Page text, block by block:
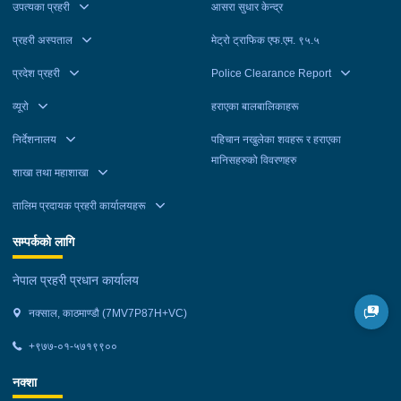
उपत्यका प्रहरी
प्रहरी अस्पताल
प्रदेश प्रहरी
व्यूरो
निर्देशनालय
शाखा तथा महाशाखा
तालिम प्रदायक प्रहरी कार्यालयहरू
आसरा सुधार केन्द्र
मेट्रो ट्राफिक एफ.एम. ९५.५
Police Clearance Report
हराएका बालबालिकाहरू
पहिचान नखुलेका शवहरू र हराएका
मानिसहरुको विवरणहरु
सम्पर्कको लागि
नेपाल प्रहरी प्रधान कार्यालय
नक्साल, काठमाण्डौ (7MV7P87H+VC)
+९७७-०१-५७१९९००
नक्शा